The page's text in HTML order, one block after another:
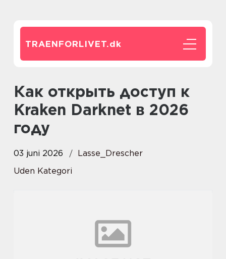
TRAENFORLIVET.dk
Как открыть доступ к
Kraken Darknet в 2026
году
03 juni 2026
Lasse_Drescher
Uden Kategori